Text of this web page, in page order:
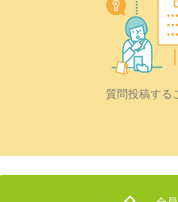
質問投稿する